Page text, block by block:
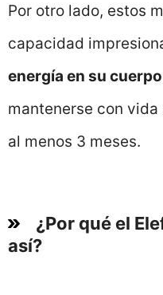
Por otro lado, estos
capacidad
energía en su cuerpo
mantenerse con
al menos 3 meses.
¿Por qué el
así?